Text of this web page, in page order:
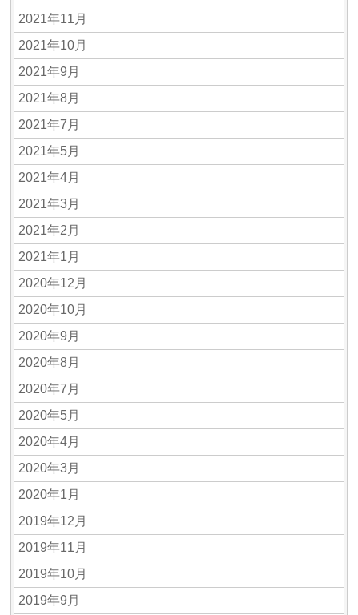
2021年11月
2021年10月
2021年9月
2021年8月
2021年7月
2021年5月
2021年4月
2021年3月
2021年2月
2021年1月
2020年12月
2020年10月
2020年9月
2020年8月
2020年7月
2020年5月
2020年4月
2020年3月
2020年1月
2019年12月
2019年11月
2019年10月
2019年9月